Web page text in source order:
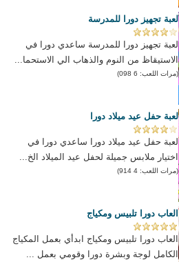
لعبة تجهيز دورا للمدرسة
لعبة تجهيز دورا للمدرسة ساعدي دورا في
الاستيقاظ من النوم والذهاب الي الاستحما...
(مرات اللعب: 6 098)
لعبة حفل عيد ميلاد دورا
لعبة حفل عيد ميلاد دورا ساعدي دورا في
اختيار ملابس جميلة لحفل عيد الميلاد الخ...
(مرات اللعب: 4 914)
العاب دورا تلبيس ومكياج
العاب دورا تلبيس ومكياج ابدأي بعمل المكياج
الكامل لوجة وبشرة دورا وقومي بعمل ...